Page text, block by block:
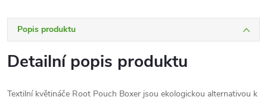
Popis produktu
Detailní popis produktu
Textilní květináče Root Pouch Boxer jsou ekologickou alternativou k